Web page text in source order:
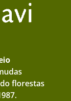
florestas